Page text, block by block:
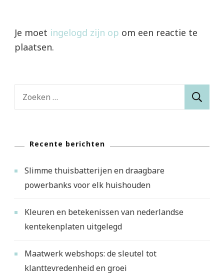
Je moet ingelogd zijn op om een reactie te
plaatsen.
Zoeken
Recente berichten
Slimme thuisbatterijen en draagbare
powerbanks voor elk huishouden
Kleuren en betekenissen van nederlandse
kentekenplaten uitgelegd
Maatwerk webshops: de sleutel tot
klanttevredenheid en groei